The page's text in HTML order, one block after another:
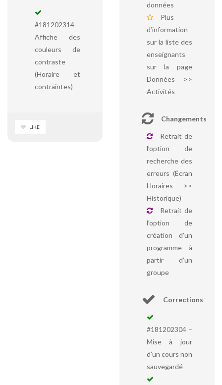
#181202314 –
Affiche des
couleurs de
contraste
(Horaire et
contraintes)
LIKE
données
Plus
d’information
sur la liste des
enseignants
sur la page
Données >>
Activités
Changements
Retrait de
l’option de
recherche des
erreurs (Écran
Horaires >>
Historique)
Retrait de
l’option de
création d’un
programme à
partir d’un
groupe
Corrections
#181202304 –
Mise à jour
d’un cours non
sauvegardé